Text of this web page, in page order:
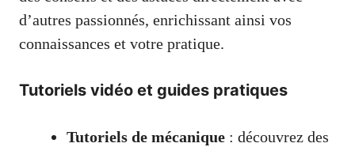
d’autres passionnés, enrichissant ainsi vos
connaissances et votre pratique.
Tutoriels vidéo et guides pratiques
Tutoriels de mécanique : découvrez des